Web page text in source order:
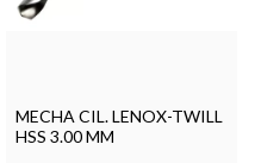
MECHA CIL. LENOX-TWILL
HSS 3.00 MM